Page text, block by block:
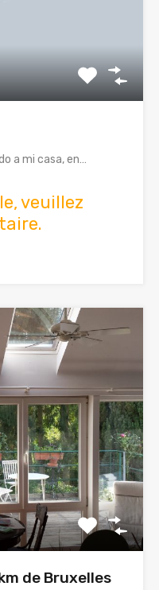
a mi casa, en…
veuillez
de Bruxelles